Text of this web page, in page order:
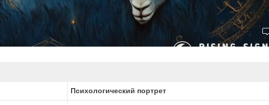
Психологический портрет